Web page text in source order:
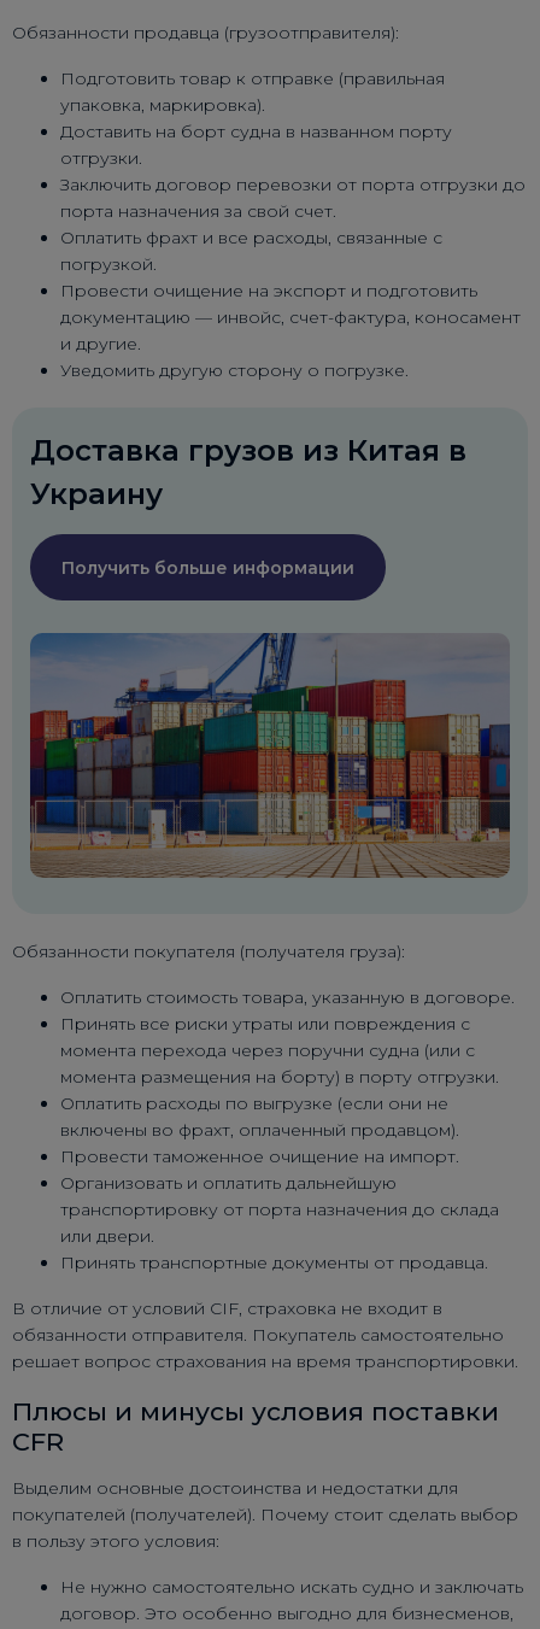
Обязанности продавца (грузоотправителя):
Подготовить товар к отправке (правильная
упаковка, маркировка).
Доставить на борт судна в названном порту
отгрузки.
Заключить договор перевозки от порта отгрузки до
порта назначения за свой счет.
Оплатить фрахт и все расходы, связанные с
погрузкой.
Провести очищение на экспорт и подготовить
документацию — инвойс, счет-фактура, коносамент
и другие.
Уведомить другую сторону о погрузке.
Доставка грузов из Китая в
Украину
Получить больше информации
Обязанности покупателя (получателя груза):
Оплатить стоимость товара, указанную в договоре.
Принять все риски утраты или повреждения с
момента перехода через поручни судна (или с
момента размещения на борту) в порту отгрузки.
Оплатить расходы по выгрузке (если они не
включены во фрахт, оплаченный продавцом).
Провести таможенное очищение на импорт.
Организовать и оплатить дальнейшую
транспортировку от порта назначения до склада
или двери.
Принять транспортные документы от продавца.
В отличие от условий CIF, страховка не входит в
обязанности отправителя. Покупатель самостоятельно
решает вопрос страхования на время транспортировки.
Плюсы и минусы условия поставки
CFR
Выделим основные достоинства и недостатки для
покупателей (получателей). Почему стоит сделать выбор
в пользу этого условия:
Не нужно самостоятельно искать судно и заключать
договор. Это особенно выгодно для бизнесменов,